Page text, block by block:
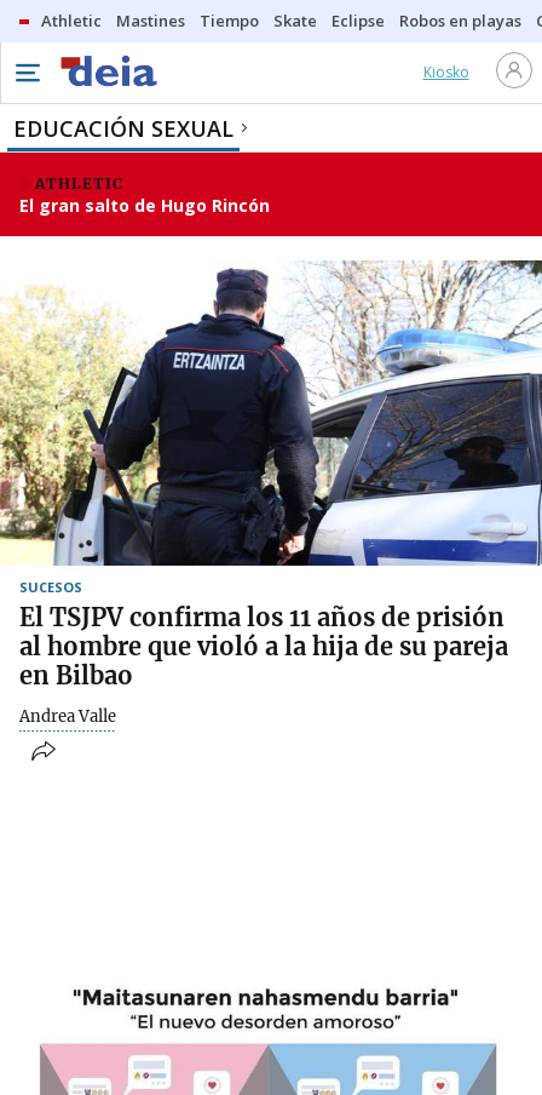
Athletic Mastines Tiempo Skate Eclipse Robos en playas
Kiosko
EDUCACIÓN SEXUAL
ATHLETIC
El gran salto de Hugo Rincón
SUCESOS
El TSJPV confirma los 11 años de prisión
al hombre que violó a la hija de su pareja
en Bilbao
Andrea Valle